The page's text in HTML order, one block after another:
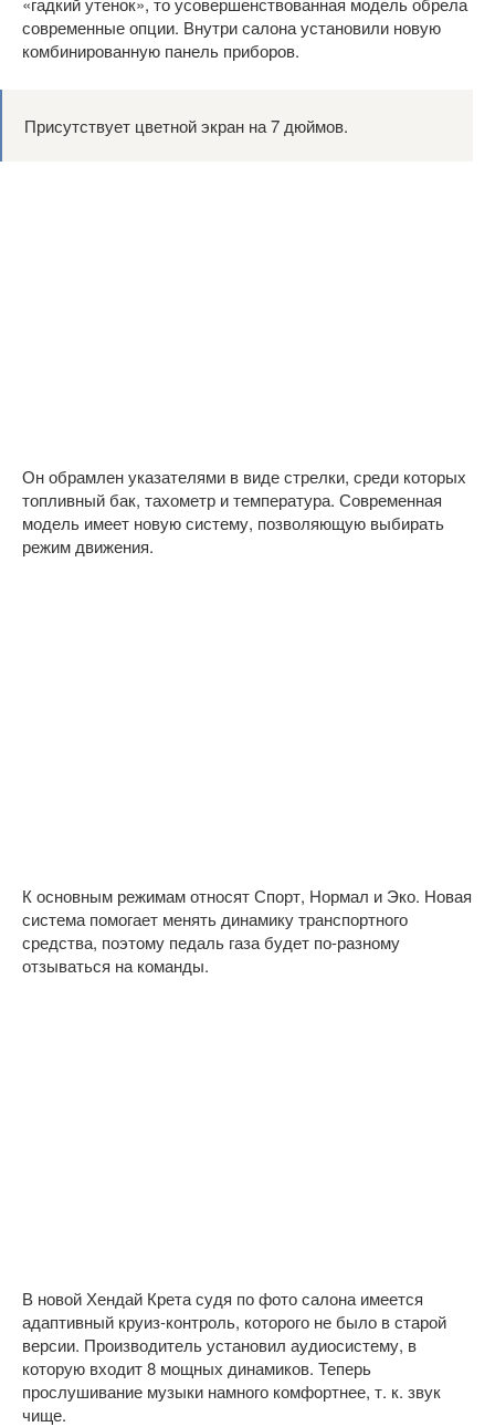
современные опции. Внутри салона установили новую
комбинированную панель приборов.
Присутствует цветной экран на 7 дюймов.
Он обрамлен указателями в виде стрелки, среди которых
топливный бак, тахометр и температура. Современная
модель имеет новую систему, позволяющую выбирать
режим движения.
К основным режимам относят Спорт, Нормал и Эко. Новая
система помогает менять динамику транспортного
средства, поэтому педаль газа будет по-разному
отзываться на команды.
В новой Хендай Крета судя по фото салона имеется
адаптивный круиз-контроль, которого не было в старой
версии. Производитель установил аудиосистему, в
которую входит 8 мощных динамиков. Теперь
прослушивание музыки намного комфортнее, т. к. звук
чище.